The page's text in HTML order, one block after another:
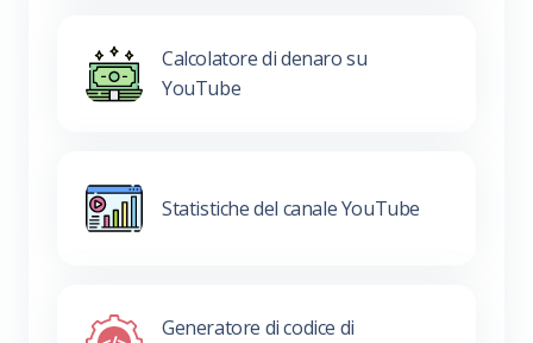
Calcolatore di denaro su
YouTube
Statistiche del canale YouTube
Generatore di codice di